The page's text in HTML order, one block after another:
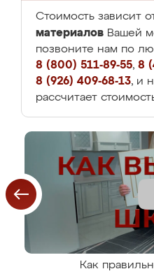
Стоимость зависит
материалов Вашей
позвоните нам по
8 (800) 511-89-55, 8
8 (926) 409-68-13, и
рассчитает
Как